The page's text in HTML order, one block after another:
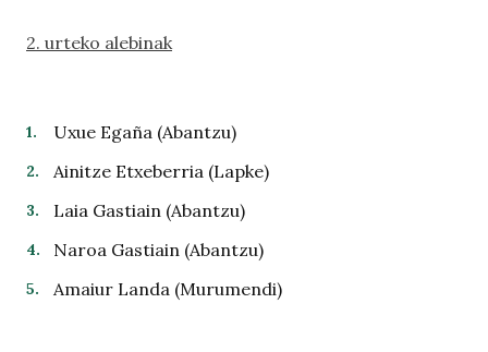
2. urteko alebinak
Uxue Egaña (Abantzu)
Ainitze Etxeberria (Lapke)
Laia Gastiain (Abantzu)
Naroa Gastiain (Abantzu)
Amaiur Landa (Murumendi)